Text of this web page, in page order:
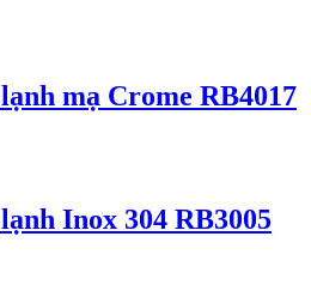
mạ Crome RB4017
Inox 304 RB3005